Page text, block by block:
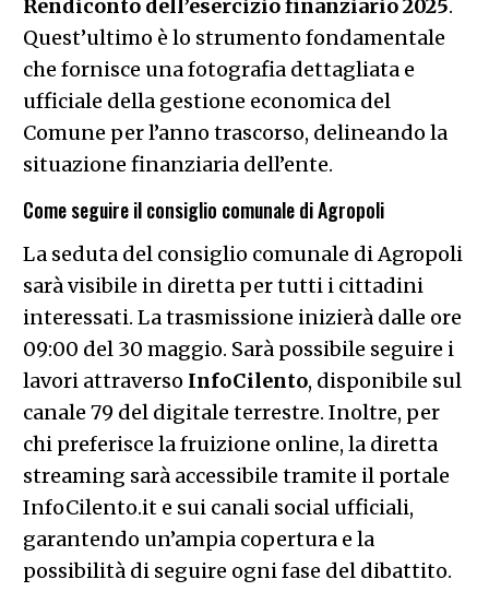
Rendiconto dell’esercizio finanziario 2025.
Quest’ultimo è lo strumento fondamentale
che fornisce una fotografia dettagliata e
ufficiale della gestione economica del
Comune per l’anno trascorso, delineando la
situazione finanziaria dell’ente.
Come seguire il consiglio comunale di Agropoli
La seduta del consiglio comunale di Agropoli
sarà visibile in diretta per tutti i cittadini
interessati. La trasmissione inizierà dalle ore
09:00 del 30 maggio. Sarà possibile seguire i
lavori attraverso InfoCilento, disponibile sul
canale 79 del digitale terrestre. Inoltre, per
chi preferisce la fruizione online, la diretta
streaming sarà accessibile tramite il portale
InfoCilento.it e sui canali social ufficiali,
garantendo un’ampia copertura e la
possibilità di seguire ogni fase del dibattito.